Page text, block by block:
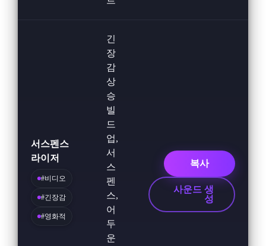
서스펜스
라이저
#비디오
#긴장감
#영화적
긴
장
감
상
승
빌
드
업,
서
스
펜
스,
어
두
운
복사
사운드 생
성